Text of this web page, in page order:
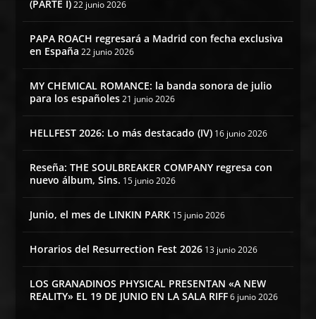
(PARTE I) 22 junio 2026
PAPA ROACH regresará a Madrid con fecha exclusiva
en España 22 junio 2026
MY CHEMICAL ROMANCE: la banda sonora de julio
para los españoles 21 junio 2026
HELLFEST 2026: Lo más destacado (IV) 16 junio 2026
Reseña: THE SOULBREAKER COMPANY regresa con
nuevo álbum, Sins. 15 junio 2026
Junio, el mes de LINKIN PARK 15 junio 2026
Horarios del Resurrection Fest 2026 13 junio 2026
LOS GRANADINOS PHYSICAL PRESENTAN «A NEW
REALITY» EL 19 DE JUNIO EN LA SALA RIFF 6 junio 2026